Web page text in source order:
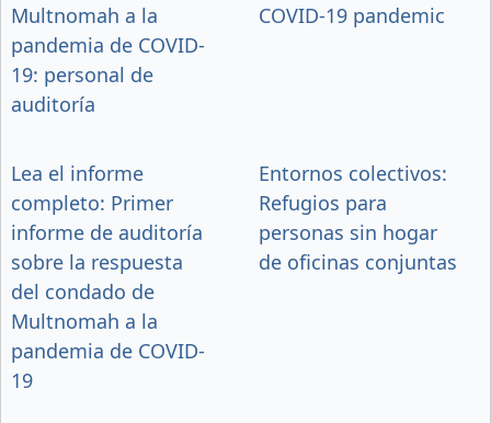
Multnomah a la
pandemia de COVID-
19: personal de
auditoría
COVID-19 pandemic
Lea el informe
completo: Primer
informe de auditoría
sobre la respuesta
del condado de
Multnomah a la
pandemia de COVID-
19
Entornos colectivos:
Refugios para
personas sin hogar
de oficinas conjuntas